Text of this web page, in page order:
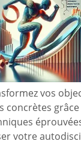
vos
concrètes
votre